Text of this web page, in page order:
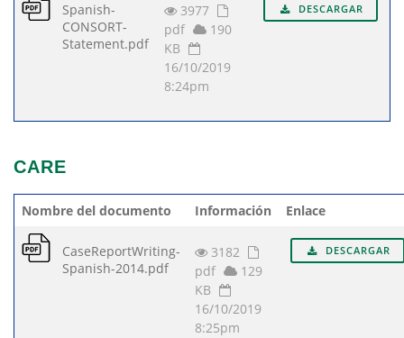
Spanish-
CONSORT-
Statement.pdf
3977
pdf
190
KB
16/10/2019
8:24pm
DESCARGAR
CARE
Nombre del documento Información Enlace
CaseReportWriting-
Spanish-2014.pdf
3182
pdf
129
KB
16/10/2019
8:25pm
DESCARGAR